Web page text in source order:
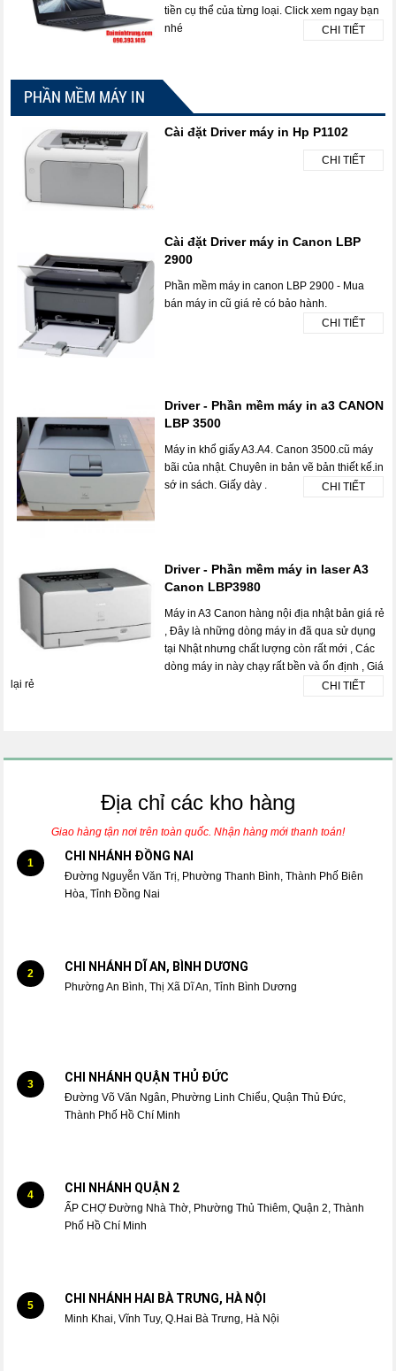
tiền cụ thể của từng loại. Click xem ngay bạn
nhé
CHI TIẾT
PHẦN MỀM MÁY IN
Cài đặt Driver máy in Hp P1102
CHI TIẾT
Cài đặt Driver máy in Canon LBP
2900
Phần mềm máy in canon LBP 2900 - Mua
bán máy in cũ giá rẻ có bảo hành.
CHI TIẾT
Driver - Phần mềm máy in a3 CANON
LBP 3500
Máy in khổ giấy A3.A4. Canon 3500.cũ máy
bãi của nhật. Chuyên in bản vẽ bản thiết kế.in
sớ in sách. Giấy dày .
CHI TIẾT
Driver - Phần mềm máy in laser A3
Canon LBP3980
Máy in A3 Canon hàng nội địa nhật bản giá rẻ
, Đây là những dòng máy in đã qua sử dụng
tại Nhật nhưng chất lượng còn rất mới , Các
dòng máy in này chạy rất bền và ổn định , Giá
lại rẻ
CHI TIẾT
Địa chỉ các kho hàng
Giao hàng tận nơi trên toàn quốc. Nhận hàng mới thanh toán!
1 CHI NHÁNH ĐỒNG NAI
Đường Nguyễn Văn Trị, Phường Thanh Bình, Thành Phố Biên
Hòa, Tỉnh Đồng Nai
2 CHI NHÁNH DĨ AN, BÌNH DƯƠNG
Phường An Bình, Thị Xã Dĩ An, Tỉnh Bình Dương
3 CHI NHÁNH QUẬN THỦ ĐỨC
Đường Võ Văn Ngân, Phường Linh Chiểu, Quận Thủ Đức,
Thành Phố Hồ Chí Minh
4 CHI NHÁNH QUẬN 2
ẤP CHỢ Đường Nhà Thờ, Phường Thủ Thiêm, Quận 2, Thành
Phố Hồ Chí Minh
5 CHI NHÁNH HAI BÀ TRƯNG, HÀ NỘI
Minh Khai, Vĩnh Tuy, Q.Hai Bà Trưng, Hà Nội